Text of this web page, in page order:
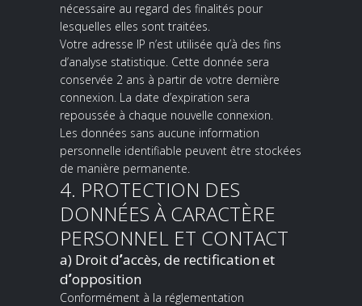
nécessaire au regard des finalités pour
lesquelles elles sont traitées.
Votre adresse IP n’est utilisée qu’à des fins
d’analyse statistique. Cette donnée sera
conservée 2 ans à partir de votre dernière
connexion. La date d’expiration sera
repoussée à chaque nouvelle connexion.
Les données sans aucune information
personnelle identifiable peuvent être stockées
de manière permanente.
4. PROTECTION DES
DONNÉES À CARACTÈRE
PERSONNEL ET CONTACT
a) Droit d’accès, de rectification et
d’opposition
Conformément à la réglementation